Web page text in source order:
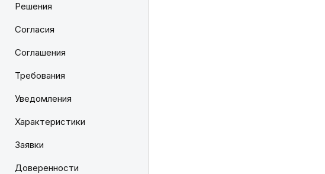
Решения
Согласия
Соглашения
Требования
Уведомления
Характеристики
Заявки
Доверенности